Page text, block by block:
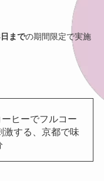
までの期間限定で実施
ヒーでフルコー
激する、京都で味